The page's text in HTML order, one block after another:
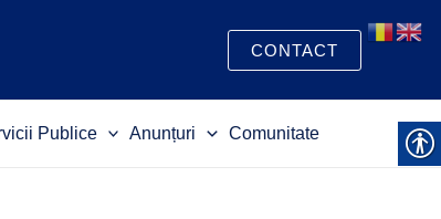
CONTACT
Publice Anunțuri Comunitate
c